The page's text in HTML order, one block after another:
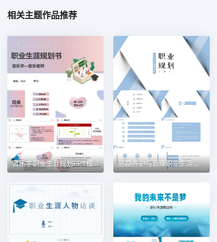
相关主题作品推荐
音乐学职业生涯规划PPT模板 道路养护与管理职业生涯规划PPT模板